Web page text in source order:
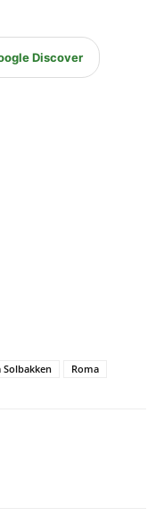
Discover
Solbakken Roma